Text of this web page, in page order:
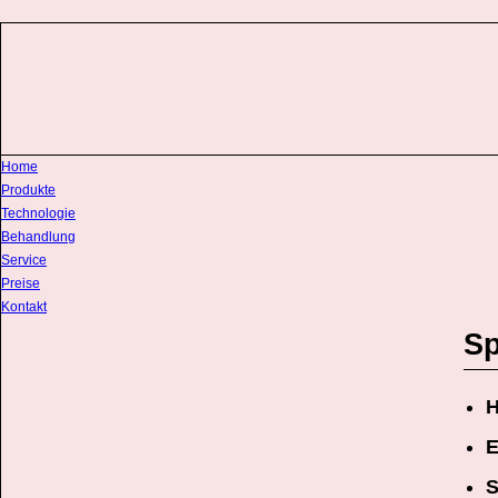
Home
Produkte
Technologie
Behandlung
Service
Preise
Kontakt